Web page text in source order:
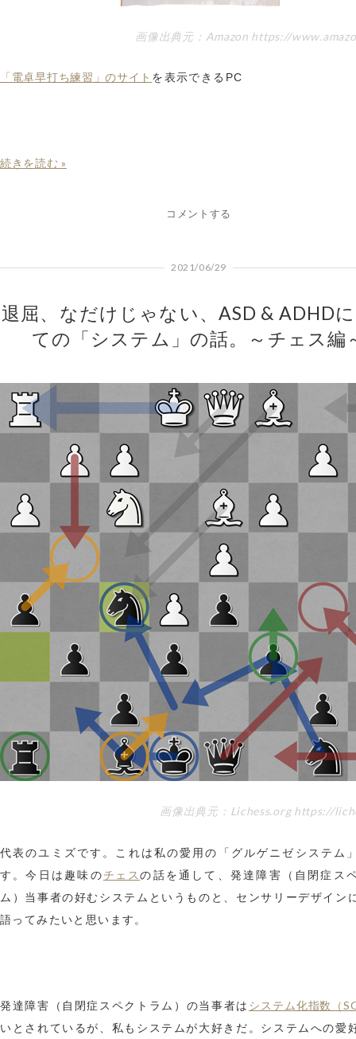
画像出典元：Amazon https://
「電卓早打ち練習」のサイト を表示できるPC
続きを読む »
コメントする
2021/06/29
退屈、なだけじゃない、ASD & ADHD
ての「システム」の話。～チェス編
画像出典元：Lichess.org https://
代表のユミズです。これは私の愛用の「グルゲニゼシステム
す。今日は趣味のチェスの話を通して、発達障害（自閉症ス
ム）当事者の好むシステムというものと、センサリーデザイン
語ってみたいと思います。
発達障害（自閉症スペクトラム）の当事者は システム化指数（
いとされているが、私もシステムが大好きだ。システムへの愛